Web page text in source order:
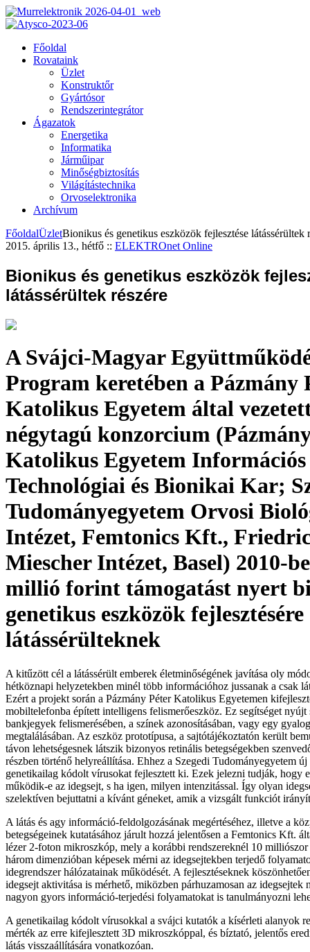
Főoldal
Rovataink
Üzlet
Konstruktőr
Gyártósor
Rendszerintegrátor
Ágazatok
Energetika
Informatika
Járműipar
Minőségbiztosítás
Világítástechnika
Orvoselektronika
Archívum
FőoldalÜzletBionikus és genetikus eszközök fejlesztése látássérültek
2015. április 13., hétfő :: ELEKTROnet Online
Bionikus és genetikus eszközök
látássérültek részére
A Svájci-Magyar
Program keretében a Pázmány
Katolikus Egyetem által
négytagú konzorcium
Katolikus Egyetem Információs
Technológiai és Bionikai Kar;
Tudományegyetem Orvosi
Intézet, Femtonics Kft.,
Miescher Intézet, Basel) 2010-
millió forint támogatást nyert
genetikus eszközök fejlesztésére
látássérülteknek
A kitűzött cél a látássérült emberek életminőségének javítása oly
hétköznapi helyzetekben minél több információhoz jussanak a csak
Ezért a projekt során a Pázmány Péter Katolikus Egyetemen
mobiltelefonba épített intelligens felismerőeszköz. Ez segítséget nyújt
bankjegyek felismerésében, a színek azonosításában, vagy egy
megtalálásában. Az eszköz prototípusa, a sajtótájékoztatón került
távon lehetségesnek látszik bizonyos retinális betegségekben
részben történő helyreállítása. Ehhez a Szegedi Tudományegyetem
genetikailag kódolt vírusokat fejlesztett ki. Ezek jelezni tudják, hogy
működik-e az idegsejt, s ha igen, milyen intenzitással. Így olyan
szelektíven bejuttatni a kívánt géneket, amik a vizsgált funkciót
A látás és agy információ-feldolgozásának megértéséhez, illetve a
betegségeinek kutatásához járult hozzá jelentősen a Femtonics Kft.
lézer 2-foton mikroszkóp, mely a korábbi rendszereknél 10
három dimenzióban képesek mérni az idegsejtekben terjedő
idegrendszer hálózatainak működését. A fejlesztéseknek
idegsejt aktivitása is mérhető, miközben párhuzamosan az idegsejtek
nagyon gyors információ-terjedési folyamatokat is tanulmányozni
A genetikailag kódolt vírusokkal a svájci kutatók a kísérleti alanyok
mérték az erre kifejlesztett 3D mikroszkóppal, és bíztató, jelentős
látás visszaállítására vonatkozóan.